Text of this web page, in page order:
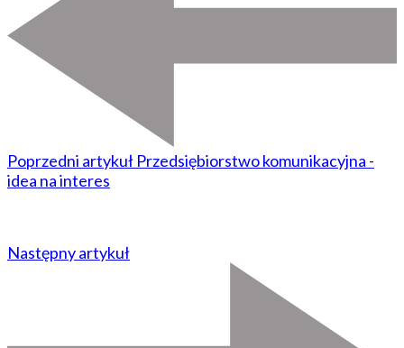
Poprzedni artykuł Przedsiębiorstwo komunikacyjna -
idea na interes
Następny artykuł